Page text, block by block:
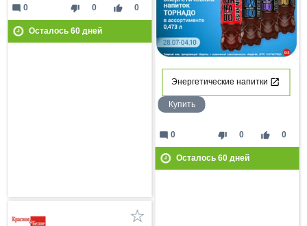
thumb_down 0 thumb_up 0
mode_comment 0
Осталось 60дней
Энергетические напитки
Купить
thumb_down 0 thumb_up 0
mode_comment 0
Осталось 60дней